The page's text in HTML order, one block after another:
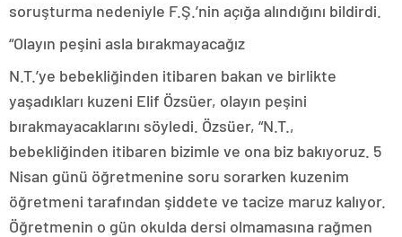
soruşturma nedeniyle F.Ş.’nin açığa alındığını bildirdi.
“Olayın peşini asla bırakmayacağız
N.T.’ye bebekliğinden itibaren bakan ve birlikte
yaşadıkları kuzeni Elif Özsüer, olayın peşini
bırakmayacaklarını söyledi. Özsüer, “N.T.,
bebekliğinden itibaren bizimle ve ona biz bakıyoruz. 5
Nisan günü öğretmenine soru sorarken kuzenim
öğretmeni tarafından şiddete ve tacize maruz kalıyor.
Öğretmenin o gün okulda dersi olmamasına rağmen